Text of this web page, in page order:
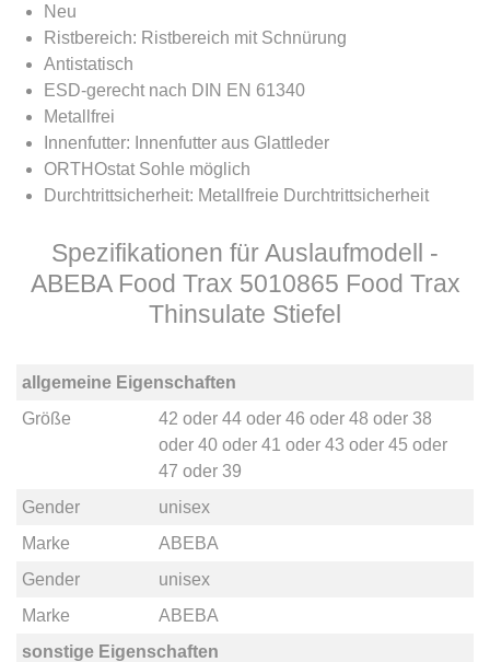
Neu
Ristbereich: Ristbereich mit Schnürung
Antistatisch
ESD-gerecht nach DIN EN 61340
Metallfrei
Innenfutter: Innenfutter aus Glattleder
ORTHOstat Sohle möglich
Durchtrittsicherheit: Metallfreie Durchtrittsicherheit
Spezifikationen für Auslaufmodell -
ABEBA Food Trax 5010865 Food Trax
Thinsulate Stiefel
allgemeine Eigenschaften
Größe
42 oder 44oder 46 oder 48 oder 38
oder 40oder 41 oder 43 oder 45 oder
47 oder 39
Gender
unisex
Marke
ABEBA
Gender
unisex
Marke
ABEBA
sonstige Eigenschaften